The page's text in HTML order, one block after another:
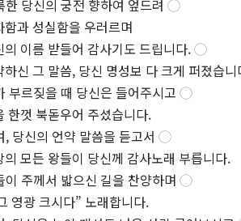
당신의 궁전 향하여 엎드려 ◯
과 성실함을 우러르며
이름 받들어 감사기도 드립니다.◯
하신 그 말씀, 당신 명성보 다 크게 퍼졌습니
부르짖을 때 당신은 들어주시고 ◯
한껏 북돋우어 주셨습니다.
당신의 언약 말씀을 듣고서 ◯
의 모든 왕들이 당신께 감사노래 부릅니다.
주께서 밟으신 길을 찬양하며 ◯
영광 크시다” 노래합니다.